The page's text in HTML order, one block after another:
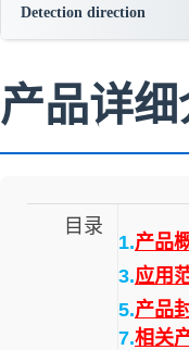
Detection direction
产品详
目录
1.产品
3.应用
5.产品
7.相关